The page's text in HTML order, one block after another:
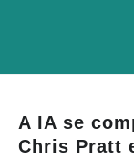
A IA se
Chris Pratt